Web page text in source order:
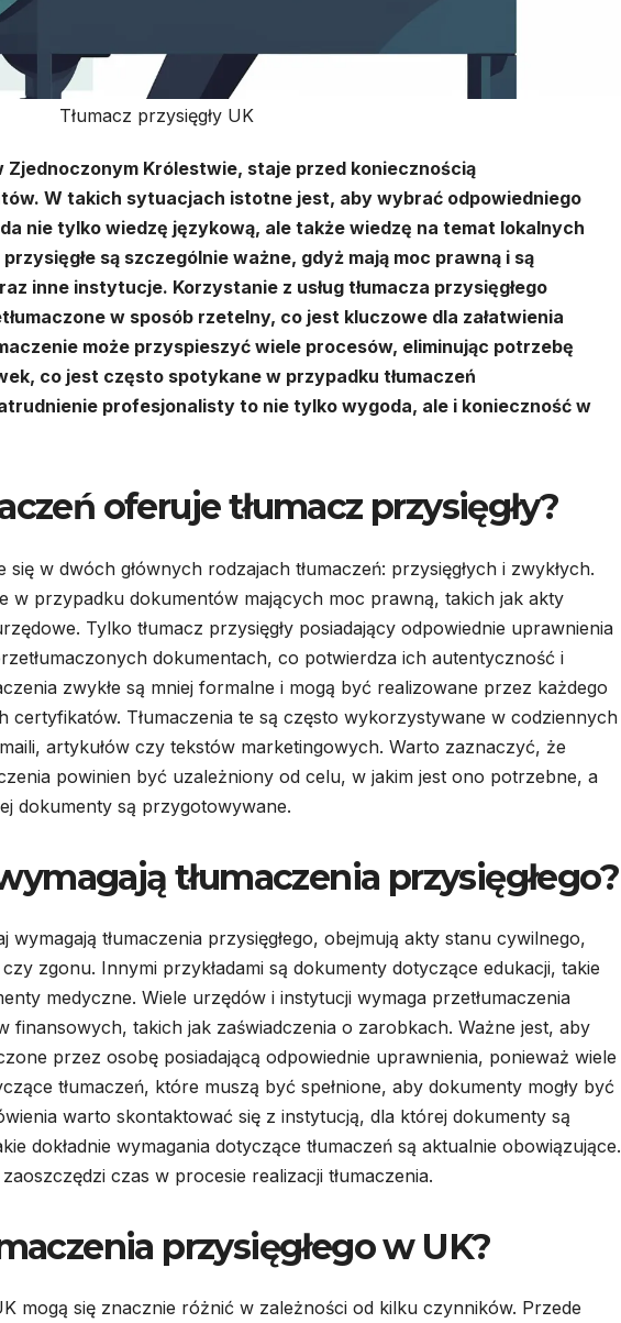
Tłumacz przysięgły UK
Zjednoczonym Królestwie, staje przed koniecznością
W takich sytuacjach istotne jest, aby wybrać odpowiedniego
nie tylko wiedzę językową, ale także wiedzę na temat lokalnych
są szczególnie ważne, gdyż mają moc prawną i są
inne instytucje. Korzystanie z usług tłumacza przysięgłego
w sposób rzetelny, co jest kluczowe dla załatwienia
może przyspieszyć wiele procesów, eliminując potrzebę
co jest często spotykane w przypadku tłumaczeń
profesjonalisty to nie tylko wygoda, ale i konieczność w
oferuje tłumacz przysięgły?
się w dwóch głównych rodzajach tłumaczeń: przysięgłych i zwykłych.
w przypadku dokumentów mających moc prawną, takich jak akty
Tylko tłumacz przysięgły posiadający odpowiednie uprawnienia
dokumentach, co potwierdza ich autentyczność i
zwykłe są mniej formalne i mogą być realizowane przez każdego
certyfikatów. Tłumaczenia te są często wykorzystywane w codziennych
artykułów czy tekstów marketingowych. Warto zaznaczyć, że
powinien być uzależniony od celu, w jakim jest ono potrzebne, a
dokumenty są przygotowywane.
tłumaczenia przysięgłego?
tłumaczenia przysięgłego, obejmują akty stanu cywilnego,
zgonu. Innymi przykładami są dokumenty dotyczące edukacji, takie
medyczne. Wiele urzędów i instytucji wymaga przetłumaczenia
finansowych, takich jak zaświadczenia o zarobkach. Ważne jest, aby
przez osobę posiadającą odpowiednie uprawnienia, ponieważ wiele
tłumaczeń, które muszą być spełnione, aby dokumenty mogły być
warto skontaktować się z instytucją, dla której dokumenty są
dokładnie wymagania dotyczące tłumaczeń są aktualnie obowiązujące.
czas w procesie realizacji tłumaczenia.
przysięgłego w UK?
mogą się znacznie różnić w zależności od kilku czynników. Przede